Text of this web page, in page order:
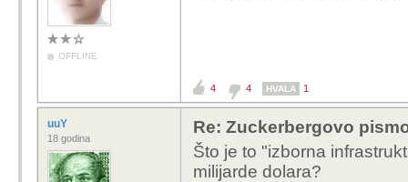
OFFLINE
4 4 HVALA 1
uuY
18 godina
Re: Zuckerbergovo
Što je to "izborna
milijarde dolara?